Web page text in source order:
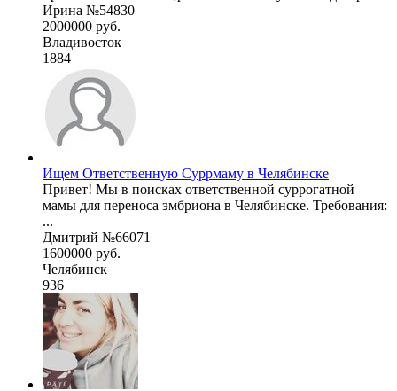
Ирина №54830
2000000 руб.
Владивосток
1884
Ищем Ответственную Суррмаму в Челябинске
Привет! Мы в поисках ответственной суррогатной
мамы для переноса эмбриона в Челябинске. Требования:
...
Дмитрий №66071
1600000 руб.
Челябинск
936